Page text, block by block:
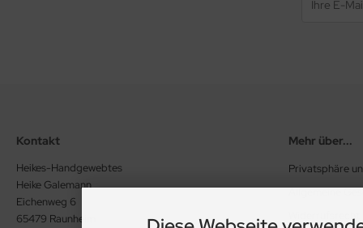
Kontakt
Heikes-Handgewebtes
Heike Galemann
Eichenweg 6
65479 Raunheim
Mehr über...
Privatsphäre
Allgemeine
Widerrufsrecht